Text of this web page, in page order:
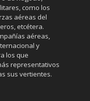
como los
aéreas del
etcétera.
aéreas,
y
los que
representativos
sus vertientes.